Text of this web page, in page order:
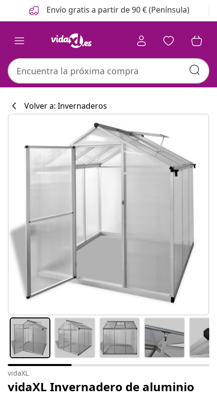
Anterior
Siguiente Envío gratis a partir de 90 € (Península)
Colección de
Volver a: Invernaderos
vidaXL
vidaXL Invernadero de aluminio